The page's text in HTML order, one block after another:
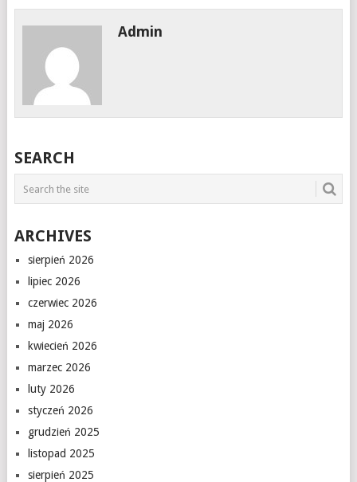
Admin
SEARCH
ARCHIVES
sierpień 2026
lipiec 2026
czerwiec 2026
maj 2026
kwiecień 2026
marzec 2026
luty 2026
styczeń 2026
grudzień 2025
listopad 2025
sierpień 2025